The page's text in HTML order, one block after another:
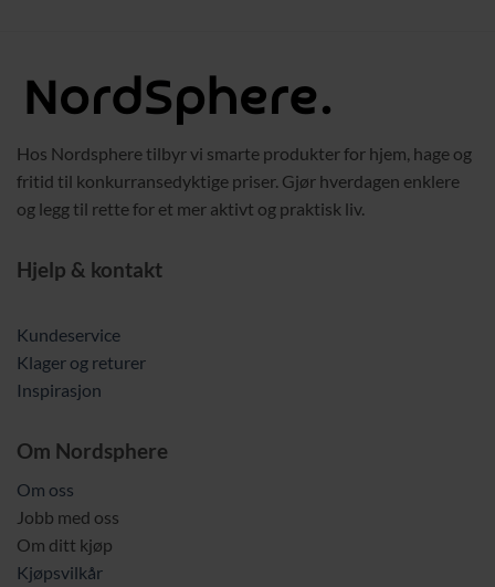
Hos Nordsphere tilbyr vi smarte produkter for hjem, hage og
fritid til konkurransedyktige priser. Gjør hverdagen enklere
og legg til rette for et mer aktivt og praktisk liv.
Hjelp & kontakt
Kundeservice
Klager og returer
Inspirasjon
Om Nordsphere
Om oss
Jobb med oss
Om ditt kjøp
Kjøpsvilkår